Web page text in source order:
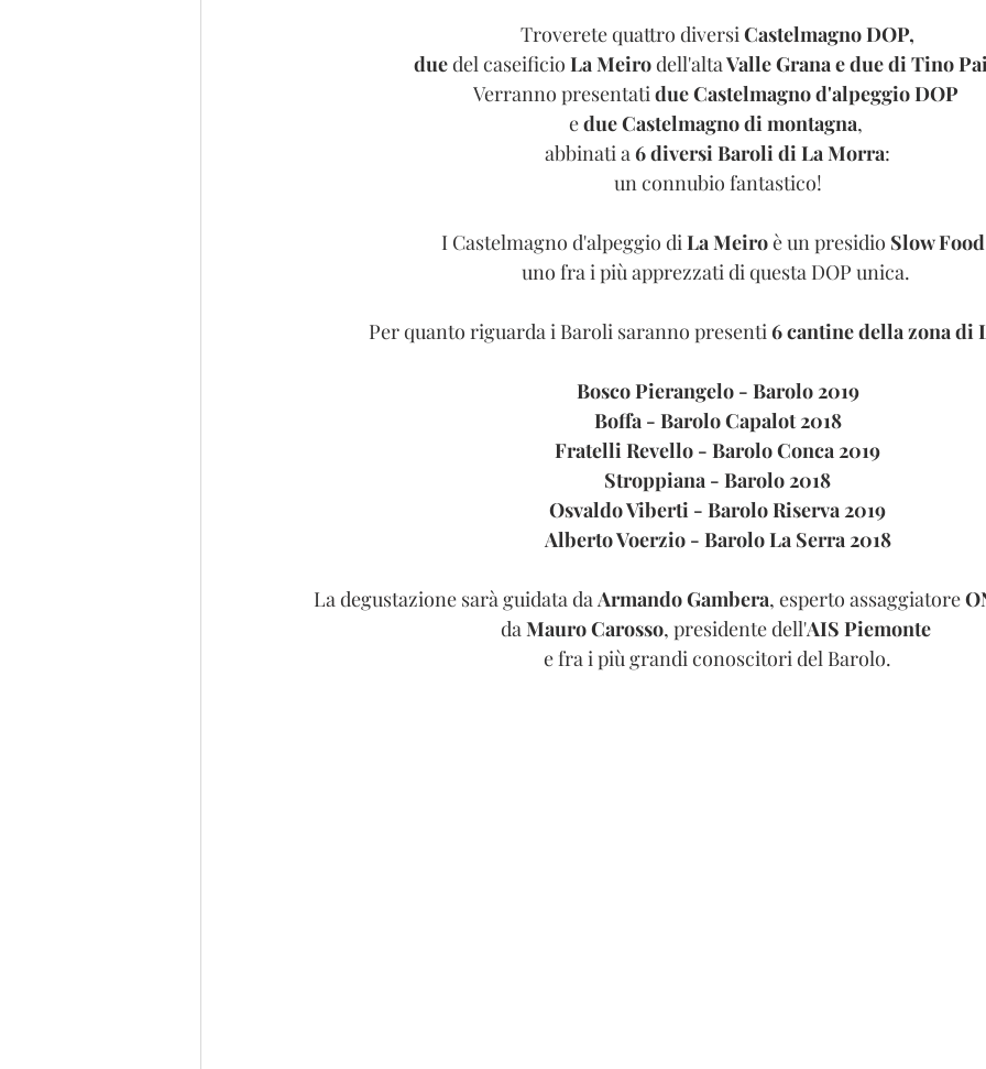
Troverete quattro diversi Castelmagno DOP,
due del caseificio La Meiro dell'alta Valle Grana e due di Tino
Verranno presentati due Castelmagno d'alpeggio DOP
e due Castelmagno di montagna,
abbinati a 6 diversi Baroli di La Morra:
un connubio fantastico!
I Castelmagno d'alpeggio di La Meiro è un presidio Slow Food
uno fra i più apprezzati di questa DOP unica.
Per quanto riguarda i Baroli saranno presenti 6 cantine della zona di
Bosco Pierangelo - Barolo 2019
Boffa - Barolo Capalot 2018
Fratelli Revello - Barolo Conca 2019
Stroppiana - Barolo 2018
Osvaldo Viberti - Barolo Riserva 2019
Alberto Voerzio - Barolo La Serra 2018
La degustazione sarà guidata da Armando Gambera, esperto assaggiatore
da Mauro Carosso, presidente dell'AIS Piemonte
e fra i più grandi conoscitori del Barolo.